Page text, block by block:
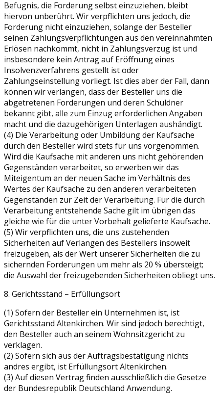
Befugnis, die Forderung selbst einzuziehen, bleibt
hiervon unberührt. Wir verpflichten uns jedoch, die
Forderung nicht einzuziehen, solange der Besteller
seinen Zahlungsverpflichtungen aus den vereinnahmten
Erlösen nachkommt, nicht in Zahlungsverzug ist und
insbesondere kein Antrag auf Eröffnung eines
Insolvenzverfahrens gestellt ist oder
Zahlungseinstellung vorliegt. Ist dies aber der Fall, dann
können wir verlangen, dass der Besteller uns die
abgetretenen Forderungen und deren Schuldner
bekannt gibt, alle zum Einzug erforderlichen Angaben
macht und die dazugehörigen Unterlagen aushändigt.
(4) Die Verarbeitung oder Umbildung der Kaufsache
durch den Besteller wird stets für uns vorgenommen.
Wird die Kaufsache mit anderen uns nicht gehörenden
Gegenständen verarbeitet, so erwerben wir das
Miteigentum an der neuen Sache im Verhältnis des
Wertes der Kaufsache zu den anderen verarbeiteten
Gegenständen zur Zeit der Verarbeitung. Für die durch
Verarbeitung entstehende Sache gilt im übrigen das
gleiche wie für die unter Vorbehalt gelieferte Kaufsache.
(5) Wir verpflichten uns, die uns zustehenden
Sicherheiten auf Verlangen des Bestellers insoweit
freizugeben, als der Wert unserer Sicherheiten die zu
sichernden Forderungen um mehr als 20 % übersteigt;
die Auswahl der freizugebenden Sicherheiten obliegt uns.
8. Gerichtsstand – Erfüllungsort
(1) Sofern der Besteller ein Unternehmen ist, ist
Gerichtsstand Altenkirchen. Wir sind jedoch berechtigt,
den Besteller auch an seinem Wohnsitzgericht zu
verklagen.
(2) Sofern sich aus der Auftragsbestätigung nichts
andres ergibt, ist Erfüllungsort Altenkirchen.
(3) Auf diesen Vertrag finden ausschließlich die Gesetze
der Bundesrepublik Deutschland Anwendung.